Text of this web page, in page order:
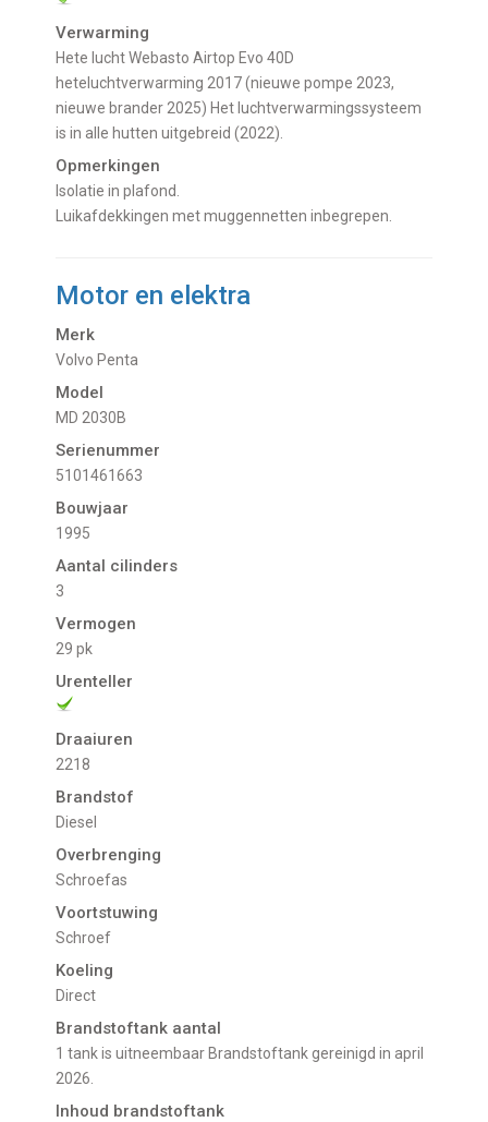
Verwarming
Hete lucht Webasto Airtop Evo 40D
heteluchtverwarming 2017 (nieuwe pompe 2023,
nieuwe brander 2025) Het luchtverwarmingssysteem
is in alle hutten uitgebreid (2022).
Opmerkingen
Isolatie in plafond.
Luikafdekkingen met muggennetten inbegrepen.
Motor en elektra
Merk
Volvo Penta
Model
MD 2030B
Serienummer
5101461663
Bouwjaar
1995
Aantal cilinders
3
Vermogen
29 pk
Urenteller
Draaiuren
2218
Brandstof
Diesel
Overbrenging
Schroefas
Voortstuwing
schroef
Koeling
direct
Brandstoftank aantal
1 tank is uitneembaar Brandstoftank gereinigd in april
2026.
Inhoud brandstoftank